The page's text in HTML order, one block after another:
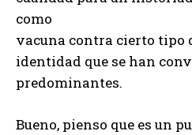
como
vacuna contra cierto tipo
identidad que se han
predominantes.
Bueno, pienso que es un